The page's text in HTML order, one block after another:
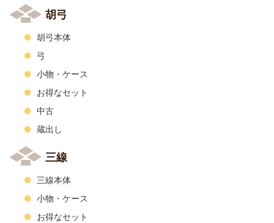
胡弓
胡弓本体
弓
小物・ケース
お得なセット
中古
蔵出し
三線
三線本体
小物・ケース
お得なセット